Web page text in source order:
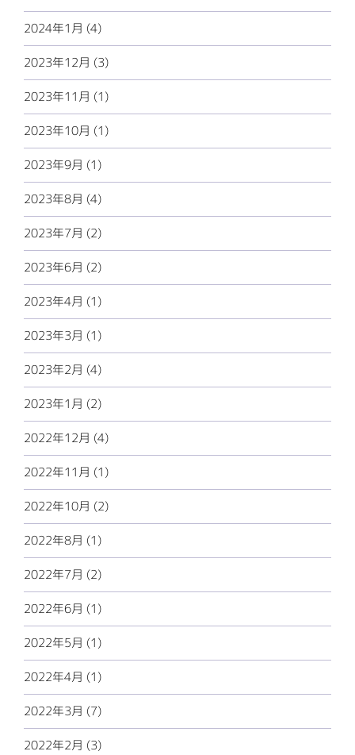
2024年1月 (4)
2023年12月 (3)
2023年11月 (1)
2023年10月 (1)
2023年9月 (1)
2023年8月 (4)
2023年7月 (2)
2023年6月 (2)
2023年4月 (1)
2023年3月 (1)
2023年2月 (4)
2023年1月 (2)
2022年12月 (4)
2022年11月 (1)
2022年10月 (2)
2022年8月 (1)
2022年7月 (2)
2022年6月 (1)
2022年5月 (1)
2022年4月 (1)
2022年3月 (7)
2022年2月 (3)